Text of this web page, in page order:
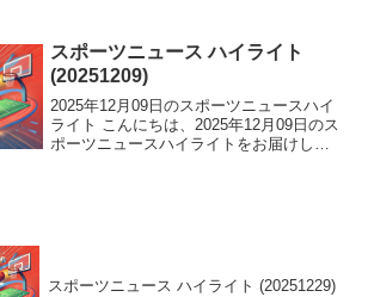
挙達成！オリ宮城は2回途中8失点でKO...
スポーツニュース ハイライト
(20251209)
2025年12月09日のスポーツニュースハイ
ライト こんにちは、2025年12月09日のス
ポーツニュースハイライトをお届けしま
スポーツニュース ハイライト (20251229)